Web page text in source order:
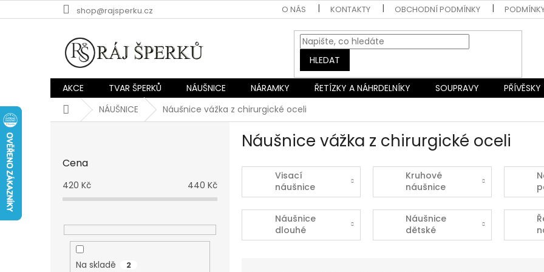
na
shop@rajsperku.cz O NÁS KONTAKTY OBCHODNÍ PODMÍNKY
HLEDAT
AKCE TVAR ŠPERKŮ NÁUŠNICE NÁRAMKY ŘETÍZKY A NÁHRDELNÍKY SOUPRAVY PŘÍVĚSKY
DomůNÁUŠNICE Náušnice vážka z chirurgické oceli
Cena
420 Kč 440 Kč
Na skladě 2
Náušnice vážka z chirurgické oceli
Visací
náušnice
Kruhové
náušnice
Náušnice
dlouhé
Náušnice
dětské